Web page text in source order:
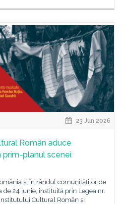
23 Jun 2026
Român aduce
prim-planul scenei
și în rândul comunităților de
24 iunie, instituită prin Legea nr.
Cultural Român și